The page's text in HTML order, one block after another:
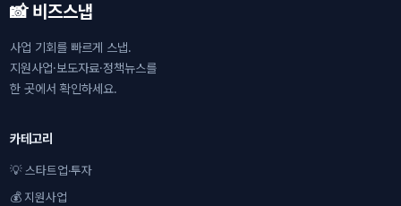
📸 비즈스냅
사업 기회를 빠르게 스냅.
지원사업·보도자료·정책뉴스를
한 곳에서 확인하세요.
카테고리
💡 스타트업·투자
💰 지원사업